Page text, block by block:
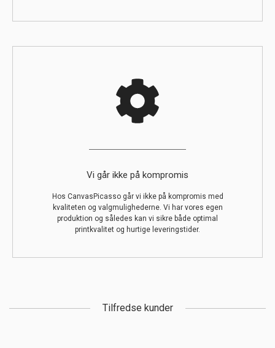
Vi går ikke på kompromis
Hos CanvasPicasso går vi ikke på kompromis med
kvaliteten og valgmulighederne. Vi har vores egen
produktion og således kan vi sikre både optimal
printkvalitet og hurtige leveringstider.
Tilfredse kunder